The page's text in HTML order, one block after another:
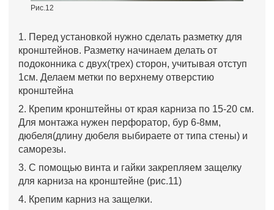
Рис.12
1. Перед установкой нужно сделать разметку для
кронштейнов. Разметку начинаем делать от
подоконника с двух(трех) сторон, учитывая отступ
1см. Делаем метки по верхнему отверстию
кронштейна
2. Крепим кронштейны от края карниза по 15-20 см.
Для монтажа нужен перфоратор, бур 6-8мм,
дюбеля(длину дюбеля выбираете от типа стены) и
саморезы.
3. С помощью винта и гайки закрепляем защелку
для карниза на кронштейне (рис.11)
4. Крепим карниз на защелки.